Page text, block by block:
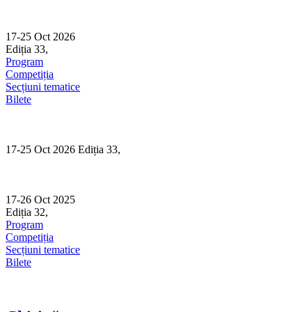
content
17-25 Oct 2026
Ediția 33,
Program
Competiția
Secțiuni tematice
Bilete
17-25 Oct 2026 Ediția 33,
17-26 Oct 2025
Ediția 32,
Program
Competiția
Secțiuni tematice
Bilete